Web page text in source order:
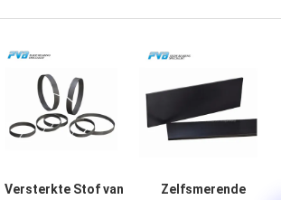
Versterkte Stof van
Zelfsmerende